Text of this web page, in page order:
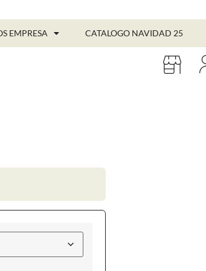
EMPRESA CATALOGO NAVIDAD 25